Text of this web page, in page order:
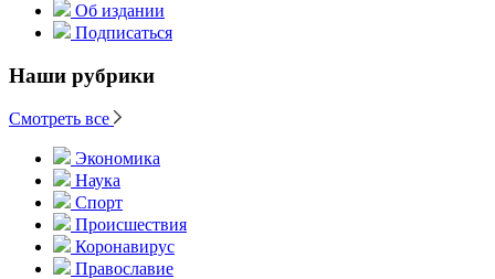
Об издании
Подписаться
Наши рубрики
Смотреть все
Экономика
Наука
Спорт
Происшествия
Коронавирус
Православие